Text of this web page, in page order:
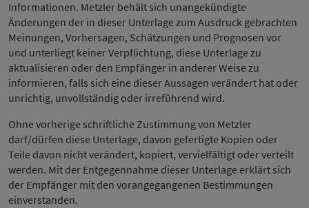
Informationen. Metzler behält sich unangekündigte
Änderungen der in dieser Unterlage zum Ausdruck gebrachten
Meinungen, Vorhersagen, Schätzungen und Prognosen vor
und unterliegt keiner Verpflichtung, diese Unterlage zu
aktualisieren oder den Empfänger in anderer Weise zu
informieren, falls sich eine dieser Aussagen verändert hat oder
unrichtig, unvollständig oder irreführend wird.
Ohne vorherige schriftliche Zustimmung von Metzler
darf/dürfen diese Unterlage, davon gefertigte Kopien oder
Teile davon nicht verändert, kopiert, vervielfältigt oder verteilt
werden. Mit der Entgegennahme dieser Unterlage erklärt sich
der Empfänger mit den vorangegangenen Bestimmungen
einverstanden.